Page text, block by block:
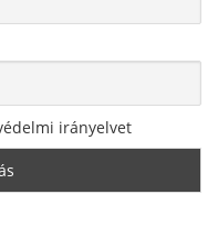
irányelvet